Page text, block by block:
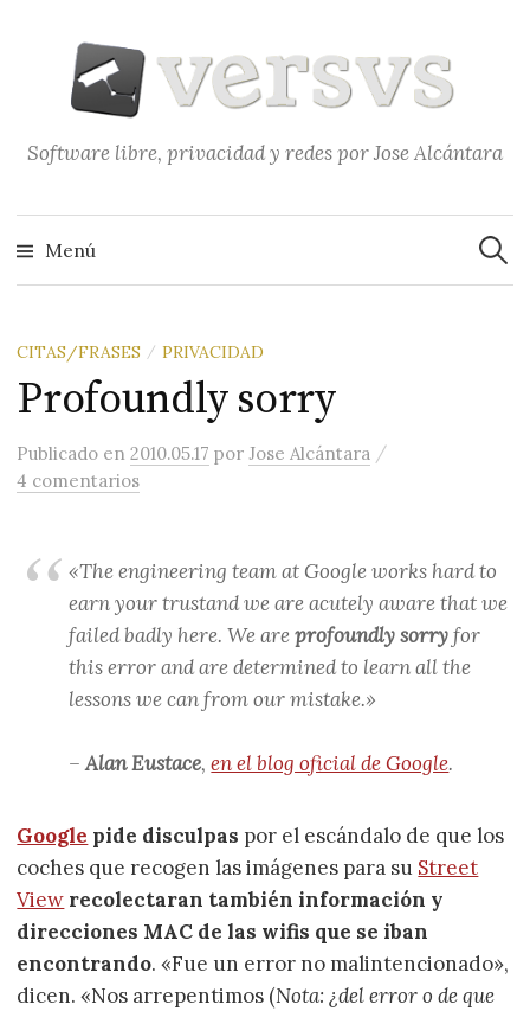
contenido
Software libre, privacidad y redes por Jose Alcántara
Menú
CITAS/FRASES / PRIVACIDAD
Profoundly sorry
Publicado en2010.05.17 porJose Alcántara /
4 comentarios
«The engineering team at Google works hard to
earn your trustand we are acutely aware that we
failed badly here. We areprofoundly sorryfor
this error and are determined to learn all the
lessons we can from our mistake.»
–Alan Eustace,en el blog oficial de Google.
Google pide disculpas por el escándalo de que los
coches que recogen las imágenes para su Street
View recolectaran también información y
direcciones MAC de las wifis que se iban
encontrando. «Fue un error no malintencionado»,
dicen. «Nos arrepentimos (Nota: ¿del error o de que